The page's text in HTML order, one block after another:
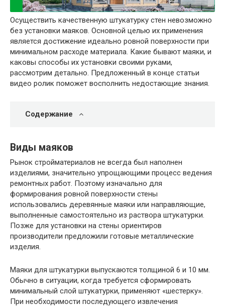
Осуществить качественную штукатурку стен невозможно
без установки маяков. Основной целью их применения
является достижение идеально ровной поверхности при
минимальном расходе материала. Какие бывают маяки, и
каковы способы их установки своими руками,
рассмотрим детально. Предложенный в конце статьи
видео ролик поможет восполнить недостающие знания.
Содержание
Виды маяков
Рынок стройматериалов не всегда был наполнен
изделиями, значительно упрощающими процесс ведения
ремонтных работ. Поэтому изначально для
формирования ровной поверхности стены
использовались деревянные маяки или направляющие,
выполненные самостоятельно из раствора штукатурки.
Позже для установки на стены ориентиров
производители предложили готовые металлические
изделия.
Маяки для штукатурки выпускаются толщиной 6 и 10 мм.
Обычно в ситуации, когда требуется сформировать
минимальный слой штукатурки, применяют «шестерку».
При необходимости последующего извлечения